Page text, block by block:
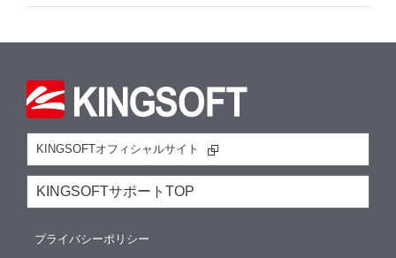
KINGSOFTオフィシャルサイト
KINGSOFTサポートTOP
プライバシーポリシー